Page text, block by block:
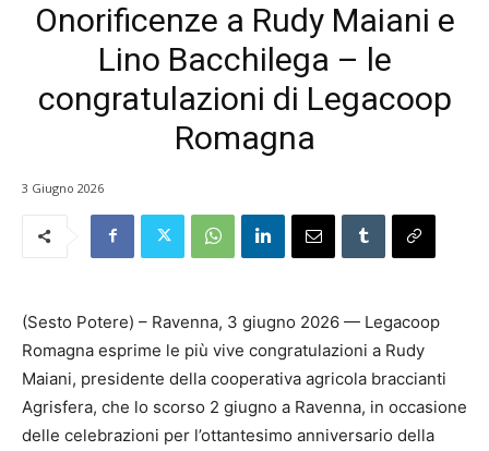
Onorificenze a Rudy Maiani e
Lino Bacchilega – le
congratulazioni di Legacoop
Romagna
3 Giugno 2026
(Sesto Potere) – Ravenna, 3 giugno 2026 — Legacoop
Romagna esprime le più vive congratulazioni a Rudy
Maiani, presidente della cooperativa agricola braccianti
Agrisfera, che lo scorso 2 giugno a Ravenna, in occasione
delle celebrazioni per l’ottantesimo anniversario della